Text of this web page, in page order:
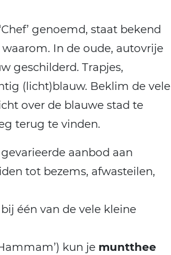
genoemd, staat bekend
In de oude, autovrije
geschilderd. Trapjes,
(licht)blauw. Beklim de vele
over de blauwe stad te
terug te vinden.
aanbod aan
tot bezems, afwasteilen,
één van de vele kleine
kun je muntthee